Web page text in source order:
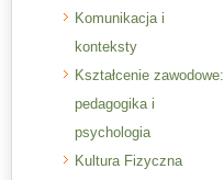
Komunikacja i
konteksty
Kształcenie zawodowe:
pedagogika i
psychologia
Kultura Fizyczna